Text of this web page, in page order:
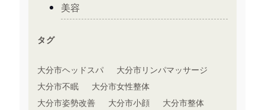
美容
タグ
大分市ヘッドスパ
大分市リンパマッサージ
大分市不眠
大分市女性整体
大分市姿勢改善
大分市小顔
大分市整体